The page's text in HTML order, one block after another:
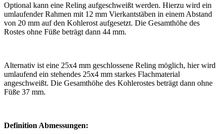
Optional kann eine Reling aufgeschweißt werden. Hierzu wird ein
umlaufender Rahmen mit 12 mm Vierkantstäben in einem Abstand
von 20 mm auf den Kohlerost aufgesetzt. Die Gesamthöhe des
Rostes ohne Füße beträgt dann 44 mm.
Alternativ ist eine 25x4 mm geschlossene Reling möglich, hier wird
umlaufend ein stehendes 25x4 mm starkes Flachmaterial
angeschweißt. Die Gesamthöhe des Kohlerostes beträgt dann ohne
Füße 37 mm.
Definition Abmessungen: